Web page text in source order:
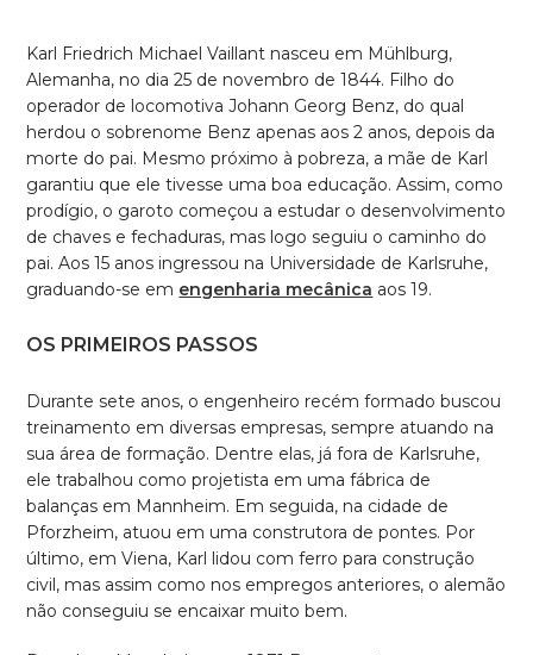
Karl Friedrich Michael Vaillant nasceu em Mühlburg,
Alemanha, no dia 25 de novembro de 1844. Filho do
operador de locomotiva Johann Georg Benz, do qual
herdou o sobrenome Benz apenas aos 2 anos, depois da
morte do pai. Mesmo próximo à pobreza, a mãe de Karl
garantiu que ele tivesse uma boa educação. Assim, como
prodígio, o garoto começou a estudar o desenvolvimento
de chaves e fechaduras, mas logo seguiu o caminho do
pai. Aos 15 anos ingressou na Universidade de Karlsruhe,
graduando-se em engenharia mecânica aos 19.
OS PRIMEIROS PASSOS
Durante sete anos, o engenheiro recém formado buscou
treinamento em diversas empresas, sempre atuando na
sua área de formação. Dentre elas, já fora de Karlsruhe,
ele trabalhou como projetista em uma fábrica de
balanças em Mannheim. Em seguida, na cidade de
Pforzheim, atuou em uma construtora de pontes. Por
último, em Viena, Karl lidou com ferro para construção
civil, mas assim como nos empregos anteriores, o alemão
não conseguiu se encaixar muito bem.